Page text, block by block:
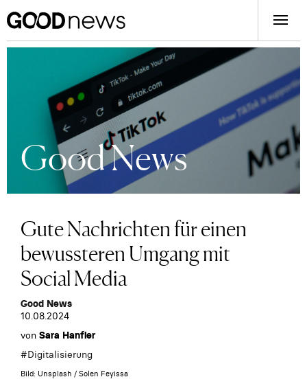
Good News
Gute Nachrichten für einen
bewussteren Umgang mit
Social Media
Good News
10.08.2024
von Sara Hanfler
#Digitalisierung
Bild: Unsplash / Solen Feyissa